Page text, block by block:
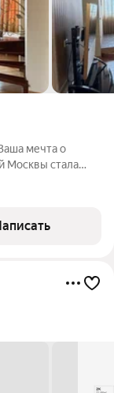
мечта о
Москвы стала
эксклюзивную
приватность